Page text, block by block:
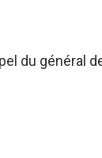
du général